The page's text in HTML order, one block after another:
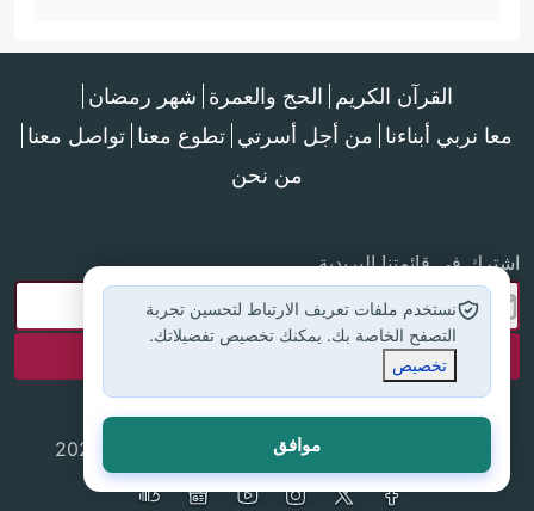
القرآن الكريم الحج والعمرة شهر رمضان
معا نربي أبناءنا من أجل أسرتي تطوع معنا تواصل معنا
من نحن
اشترك في قائمتنا البريدية
جميع الحقوق محفوظة لموقع إسلام أون لاين © 2025
نستخدم ملفات تعريف الارتباط لتحسين تجربة
التصفح الخاصة بك. يمكنك تخصيص تفضيلاتك.
تخصيص
موافق